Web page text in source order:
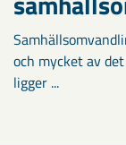
och mycket av
ligger ...